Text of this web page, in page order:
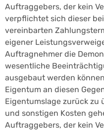
Auftraggebers, der kein
verpflichtet sich dieser
vereinbarten
eigener
Auftragnehmer die
wesentliche
ausgebaut werden
Eigentum an diesen
Eigentumslage zurück zu
und sonstigen Kosten
Auftraggebers, der kein